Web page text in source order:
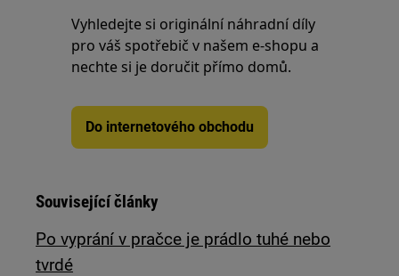
Vyhledejte si originální náhradní díly
pro váš spotřebič v našem e-shopu a
nechte si je doručit přímo domů.
Do internetového obchodu
Související články
Po vyprání v pračce je prádlo tuhé nebo
tvrdé